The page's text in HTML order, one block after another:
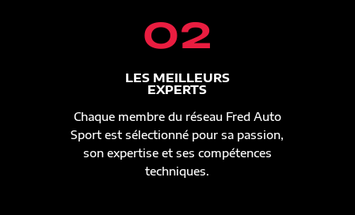
02
LES MEILLEURS
EXPERTS
Chaque membre du réseau Fred Auto
Sport est sélectionné pour sa passion,
son expertise et ses compétences
techniques.